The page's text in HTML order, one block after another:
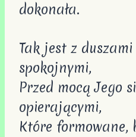
dokonała.
Tak jest z
spokojnymi,
Przed mocą Jego
opierającymi,
Które